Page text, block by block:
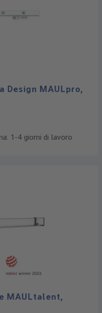
Design MAULpro,
1-4 giorni di lavoro
MAULtalent,